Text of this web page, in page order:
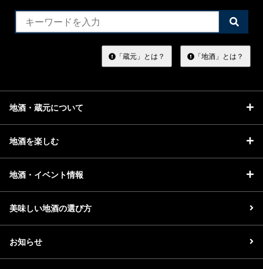
検
索
す
る
「蔵元」とは？ 「地酒」とは？
地酒・蔵元について
地酒を楽しむ
地酒・イベント情報
美味しい地酒の選び方
お知らせ